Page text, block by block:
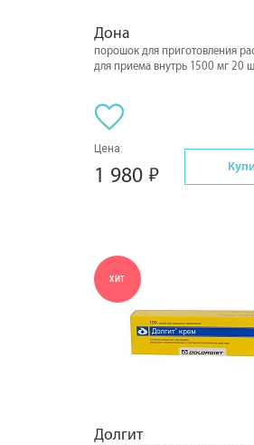
Дона
порошок для приготовления
для приема внутрь 1500 мг 20
Цена:
1 980
ХИТ
Долгит